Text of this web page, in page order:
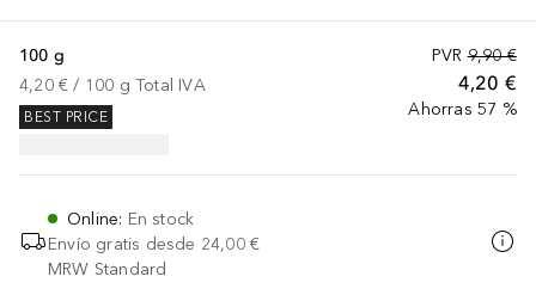
PVR 9,90 €
4,20 €
Ahorras 57 %
100 g
4,20 € / 100 g Total IVA
BEST PRICE
Online: En stock
Envío gratis desde 24,00 €
MRW Standard